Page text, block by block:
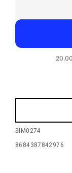
SIM0274
8684387842976